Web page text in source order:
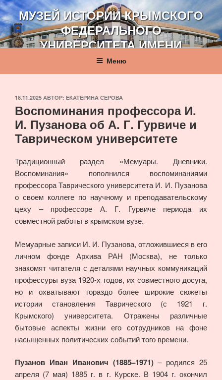
Перейти
к
содержимому
МУЗЕЙ ИСТОРИИ КРЫМСКОГО
ФЕДЕРАЛЬНОГО
УНИВЕРСИТЕТА ИМЕНИ
В. И. ВЕРНАДСКОГО
Меню
ОПУБЛИКОВАНО
18.11.2025 АВТОР: ЕКАТЕРИНА СЕРОВА
Воспоминания профессора И.
И. Пузанова об А. Г. Гурвиче и
Таврическом университете
Традиционный раздел «Мемуары. Дневники.
Воспоминания» пополнился воспоминаниями
профессора Таврического университета И. И. Пузанова
о своем коллеге по научному и преподавательскому
цеху – профессоре А. Г. Гурвиче периода их
совместной работы в крымском вузе.
Мемуарные записи И. И. Пузанова, отложившиеся в его
личном фонде Архива РАН (Москва), не только
знакомят читателя с деталями научных коммуникаций
профессуры вуза 1920-х годов, их совместного досуга,
но и охватывают гораздо более широкие сюжеты
истории становления Таврического (с 1921 г.
Крымского) университета. Отражены различные
бытовые аспекты жизни его сотрудников на фоне
насыщенных политических событий того времени.
Пузанов Иван Иванович (1885–1971)– родился 25
апреля (7 мая) 1885 г. в г. Курске. В 1904 г. окончил